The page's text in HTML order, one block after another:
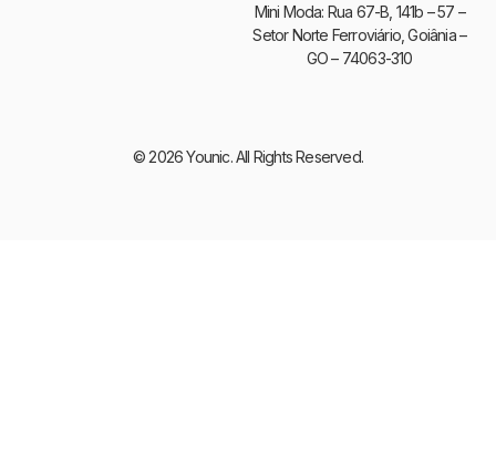
Mini Moda: Rua 67-B, 141b – 57 –
Setor Norte Ferroviário, Goiânia –
GO – 74063-310
© 2026 Younic. All Rights Reserved.